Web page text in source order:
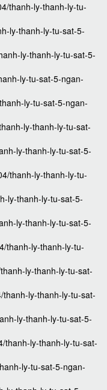
thanh-ly-thanh-ly-tu-
ly-thanh-ly-tu-sat-5-
ly-thanh-ly-tu-sat-5-
ly-tu-sat-5-ngan-
ly-tu-sat-5-ngan-
ly-thanh-ly-tu-sat-
ly-thanh-ly-tu-sat-5-
thanh-ly-thanh-ly-tu-
ly-thanh-ly-tu-sat-5-
ly-thanh-ly-tu-sat-5-
thanh-ly-thanh-ly-tu-
ly-thanh-ly-tu-sat-
thanh-ly-thanh-ly-tu-sat-
ly-thanh-ly-tu-sat-5-
thanh-ly-thanh-ly-tu-sat-
ly-tu-sat-5-ngan-